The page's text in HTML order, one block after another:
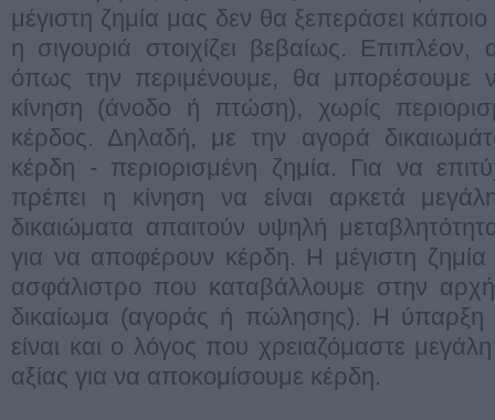
μέγιστη ζημία μας δεν θα ξεπεράσει
η σιγουριά στοιχίζει βεβαίως. Επιπλέον,
όπως την περιμένουμε, θα μπορέσουμε
κίνηση (άνοδο ή πτώση), χωρίς
κέρδος. Δηλαδή, με την αγορά
κέρδη - περιορισμένη ζημία. Για να
πρέπει η κίνηση να είναι αρκετά
δικαιώματα απαιτούν υψηλή
για να αποφέρουν κέρδη. Η μέγιστη ζημία
ασφάλιστρο που καταβάλλουμε στην
δικαίωμα (αγοράς ή πώλησης). Η ύπαρξη
είναι και ο λόγος που χρειαζόμαστε
αξίας για να αποκομίσουμε κέρδη.